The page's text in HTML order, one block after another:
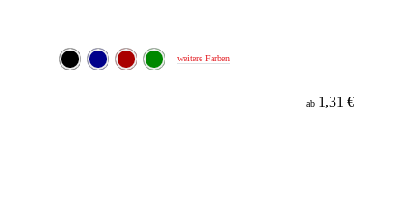
weitere Farben
ab 1,31 €